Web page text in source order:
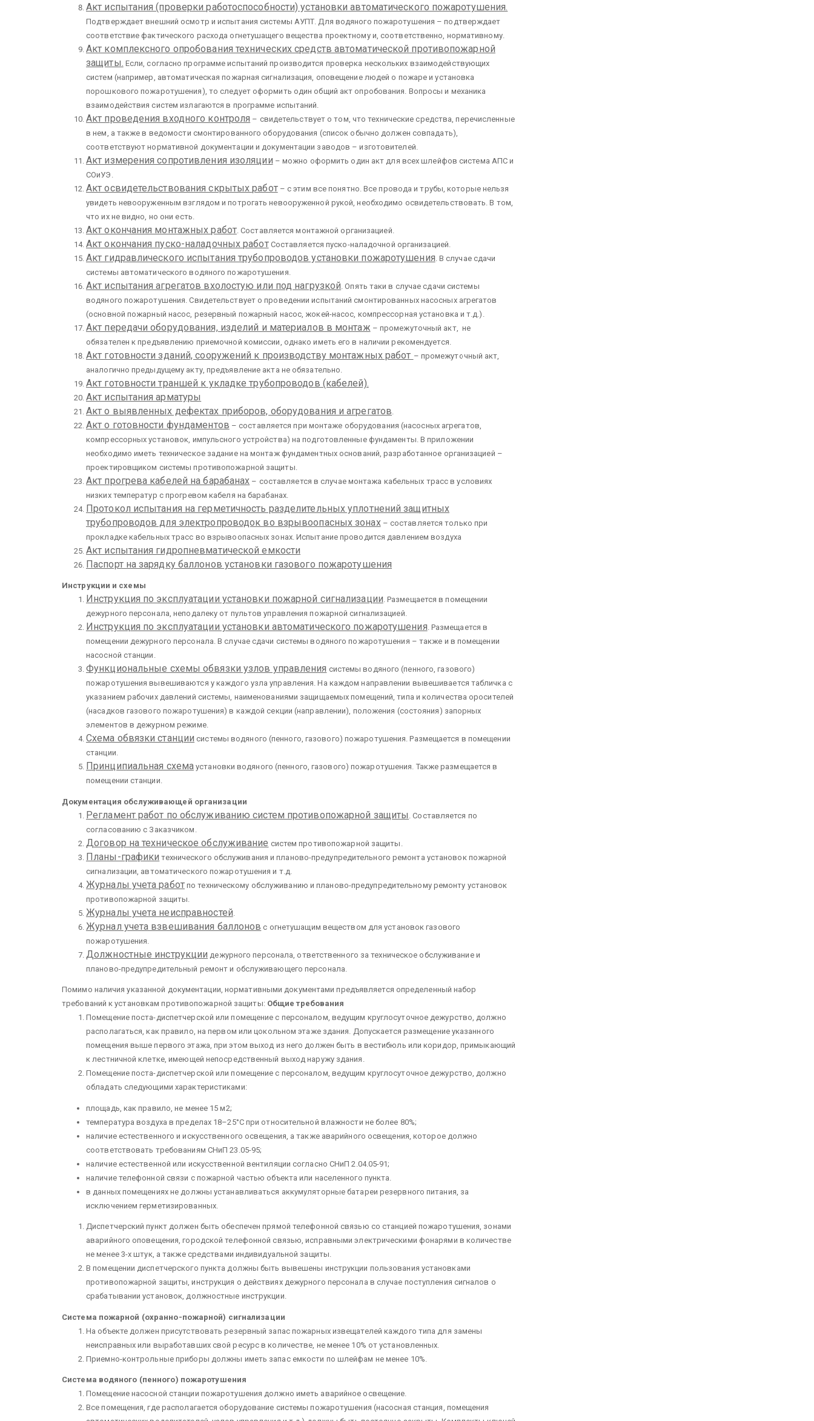
Акт испытания (проверки работоспособности) установки автоматического пожаротушения.
Подтверждает внешний осмотр и испытания системы АУПТ. Для водяного пожаротушения – подтверждает
соответствие фактического расхода огнетушащего вещества проектному и, соответственно, нормативному.
Акт комплексного опробования технических средств автоматической противопожарной
защиты. Если, согласно программе испытаний производится проверка нескольких взаимодействующих
систем (например, автоматическая пожарная сигнализация, оповещение людей о пожаре и установка
порошкового пожаротушения), то следует оформить один общий акт опробования. Вопросы и механика
взаимодействия систем излагаются в программе испытаний.
Акт проведения входного контроля – свидетельствует о том, что технические средства, перечисленные
в нем, а также в ведомости смонтированного оборудования (список обычно должен совпадать),
соответствуют нормативной документации и документации заводов – изготовителей.
Акт измерения сопротивления изоляции – можно оформить один акт для всех шлейфов система АПС и
СОиУЭ.
Акт освидетельствования скрытых работ– с этим все понятно. Все провода и трубы, которые нельзя
увидеть невооруженным взглядом и потрогать невооруженной рукой, необходимо освидетельствовать. В том,
что их не видно, но они есть.
Акт окончания монтажных работ. Составляется монтажной организацией.
Акт окончания пуско-наладочных работСоставляется пуско-наладочной организацией.
Акт гидравлического испытания трубопроводов установки пожаротушения . В случае сдачи
системы автоматического водяного пожаротушения.
Акт испытания агрегатов вхолостую или под нагрузкой . Опять таки в случае сдачи системы
водяного пожаротушения. Свидетельствует о проведении испытаний смонтированных насосных агрегатов
(основной пожарный насос, резервный пожарный насос, жокей-насос, компрессорная установка и т.д.).
Акт передачи оборудования, изделий и материалов в монтаж – промежуточный акт, не
обязателен к предъявлению приемочной комиссии, однако иметь его в наличии рекомендуется.
Акт готовности зданий, сооружений к производству монтажных работ – промежуточный акт,
аналогично предыдущему акту, предъявление акта не обязательно.
Акт готовности траншей к укладке трубопроводов (кабелей).
Акт испытания арматуры
Акт о выявленных дефектах приборов, оборудования и агрегатов
Акт о готовности фундаментов – составляется при монтаже оборудования (насосных агрегатов,
компрессорных установок, импульсного устройства) на подготовленные фундаменты. В приложении
необходимо иметь техническое задание на монтаж фундаментных оснований, разработанное организацией –
проектировщиком системы противопожарной защиты.
Акт прогрева кабелей на барабанах – составляется в случае монтажа кабельных трасс в условиях
низких температур с прогревом кабеля на барабанах.
Протокол испытания на герметичность разделительных уплотнений защитных
трубопроводов для электропроводок во взрывоопасных зонах– составляется только при
прокладке кабельных трасс во взрывоопасных зонах. Испытание проводится давлением воздуха
Акт испытания гидропневматической емкости
Паспорт на зарядку баллонов установки газового пожаротушения
Инструкции и схемы
Инструкция по эксплуатации установки пожарной сигнализации. Размещается в помещении
дежурного персонала, неподалеку от пультов управления пожарной сигнализацией.
Инструкция по эксплуатации установки автоматического пожаротушения. Размещается в
помещении дежурного персонала. В случае сдачи системы водяного пожаротушения – также и в помещении
насосной станции.
Функциональные схемы обвязки узлов управления системы водяного (пенного, газового)
пожаротушения вывешиваются у каждого узла управления. На каждом направлении вывешивается табличка с
указанием рабочих давлений системы, наименованиями защищаемых помещений, типа и количества оросителей
(насадков газового пожаротушения) в каждой секции (направлении), положения (состояния) запорных
элементов в дежурном режиме.
Схема обвязки станции системы водяного (пенного, газового) пожаротушения. Размещается в помещении
станции.
Принципиальная схема установки водяного (пенного, газового) пожаротушения. Также размещается в
помещении станции.
Документация обслуживающей организации
Регламент работ по обслуживанию систем противопожарной защиты . Составляется по
согласованию с Заказчиком.
Договор на техническое обслуживание систем противопожарной защиты.
Планы-графики технического обслуживания и планово-предупредительного ремонта установок пожарной
сигнализации, автоматического пожаротушения и т.д.
Журналы учета работпо техническому обслуживанию и планово-предупредительному ремонту установок
противопожарной защиты.
Журналы учета неисправностей
Журнал учета взвешивания баллонов с огнетушащим веществом для установок газового
пожаротушения.
Должностные инструкции дежурного персонала, ответственного за техническое обслуживание и
планово-предупредительный ремонт и обслуживающего персонала.
Помимо наличия указанной документации, нормативными документами предъявляется определенный набор
требований к установкам противопожарной защиты: Общие требования
Помещение поста-диспетчерской или помещение с персоналом, ведущим круглосуточное дежурство, должно
располагаться, как правило, на первом или цокольном этаже здания. Допускается размещение указанного
помещения выше первого этажа, при этом выход из него должен быть в вестибюль или коридор, примыкающий
к лестничной клетке, имеющей непосредственный выход наружу здания.
Помещение поста-диспетчерской или помещение с персоналом, ведущим круглосуточное дежурство, должно
обладать следующими характеристиками:
площадь, как правило, не менее 15 м2;
температура воздуха в пределах 18–25°С при относительной влажности не более 80%;
наличие естественного и искусственного освещения, а также аварийного освещения, которое должно
соответствовать требованиям СНиП 23.05-95;
наличие естественной или искусственной вентиляции согласно СНиП 2.04.05-91;
наличие телефонной связи с пожарной частью объекта или населенного пункта.
в данных помещениях не должны устанавливаться аккумуляторные батареи резервного питания, за
исключением герметизированных.
Диспетчерский пункт должен быть обеспечен прямой телефонной связью со станцией пожаротушения, зонами
аварийного оповещения, городской телефонной связью, исправными электрическими фонарями в количестве
не менее 3-х штук, а также средствами индивидуальной защиты.
В помещении диспетчерского пункта должны быть вывешены инструкции пользования установками
противопожарной защиты, инструкция о действиях дежурного персонала в случае поступления сигналов о
срабатывании установок, должностные инструкции.
Система пожарной (охранно-пожарной) сигнализации
На объекте должен присутствовать резервный запас пожарных извещателей каждого типа для замены
неисправных или выработавших свой ресурс в количестве, не менее 10% от установленных.
Приемно-контрольные приборы должны иметь запас емкости по шлейфам не менее 10%.
Система водяного (пенного) пожаротушения
Помещение насосной станции пожаротушения должно иметь аварийное освещение.
Все помещения, где располагается оборудование системы пожаротушения (насосная станция, помещения